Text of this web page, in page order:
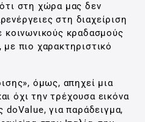
στη χώρα μας δεν
στη διαχείριση
κοινωνικούς κραδασμούς
πιο χαρακτηριστικό
όμως, απηχεί μια
όχι την τρέχουσα εικόνα
για παράδειγμα,